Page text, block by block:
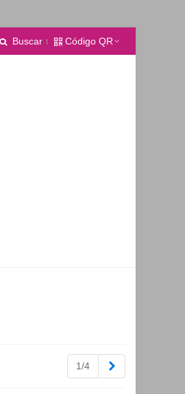
Buscar Código QR
1/4